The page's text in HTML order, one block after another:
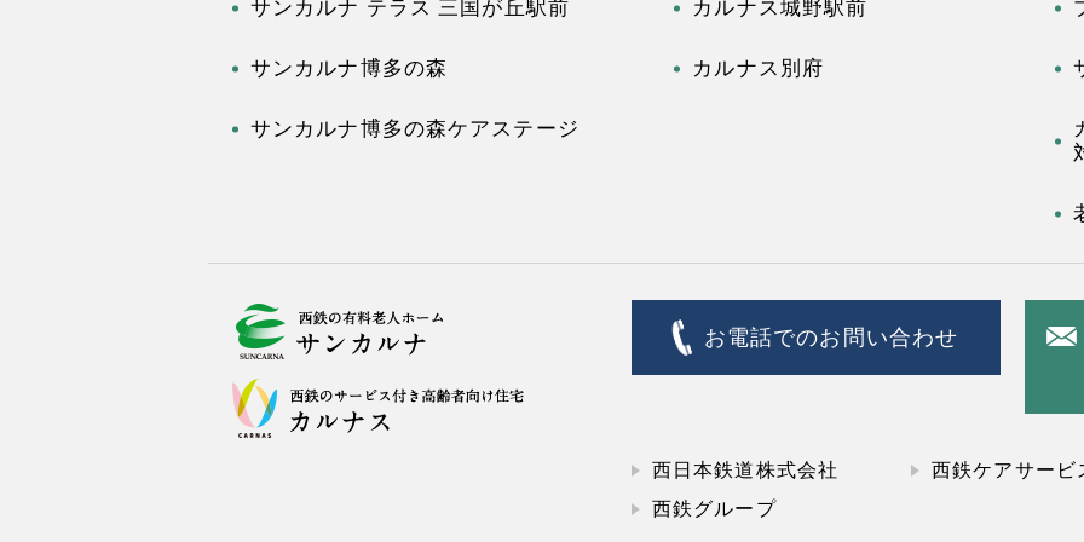
サンカルナ テラス 三国が丘駅前
サンカルナ博多の森
サンカルナ博多の森ケアステージ
カルナス城野駅前
カルナス別府
お電話でのお問い合わせ
西日本鉄道株式会社
西鉄ケアサービ
西鉄グループ